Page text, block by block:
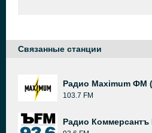
Связанные станции
Радио Maximum ФМ
103.7 FM
Радио Коммерсантъ